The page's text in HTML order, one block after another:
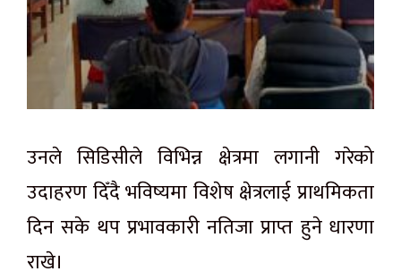
उनले सिडिसीले विभिन्न क्षेत्रमा लगानी गरेको
उदाहरण दिँदै भविष्यमा विशेष क्षेत्रलाई प्राथमिकता
दिन सके थप प्रभावकारी नतिजा प्राप्त हुने धारणा
राखे।